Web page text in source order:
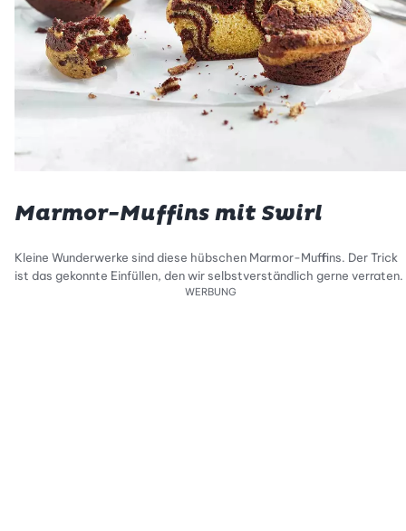
Marmor-Muffins mit Swirl
Kleine Wunderwerke sind diese hübschen Marmor-Muffins. Der Trick
ist das gekonnte Einfüllen, den wir selbstverständlich gerne verraten.
WERBUNG